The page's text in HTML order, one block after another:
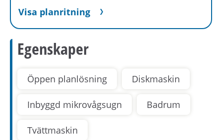
Visa planritning
Egenskaper
Öppen planlösning Diskmaskin
Inbyggd mikrovågsugn Badrum
Tvättmaskin